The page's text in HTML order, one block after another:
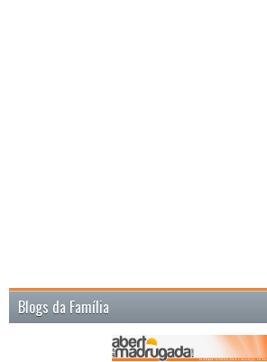
Blogs da Família